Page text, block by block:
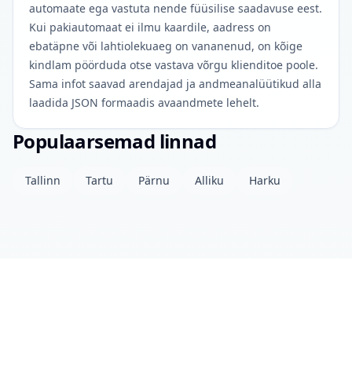
automaate ega vastuta nende füüsilise saadavuse eest.
Kui pakiautomaat ei ilmu kaardile, aadress on
ebatäpne või lahtiolekuaeg on vananenud, on kõige
kindlam pöörduda otse vastava võrgu klienditoe poole.
Sama infot saavad arendajad ja andmeanalüütikud alla
laadida JSON formaadis avaandmete lehelt.
Populaarsemad linnad
Tallinn Tartu Pärnu Alliku Harku